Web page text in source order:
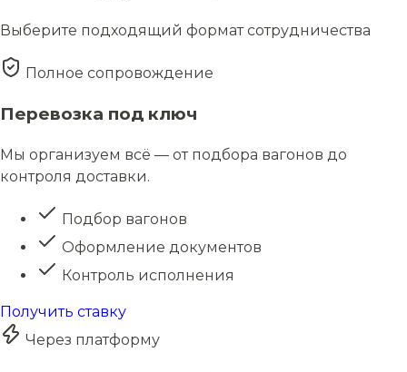
Выберите подходящий формат сотрудничества
Полное сопровождение
Перевозка под ключ
Мы организуем всё — от подбора вагонов до
контроля доставки.
Подбор вагонов
Оформление документов
Контроль исполнения
Получить ставку
Через платформу